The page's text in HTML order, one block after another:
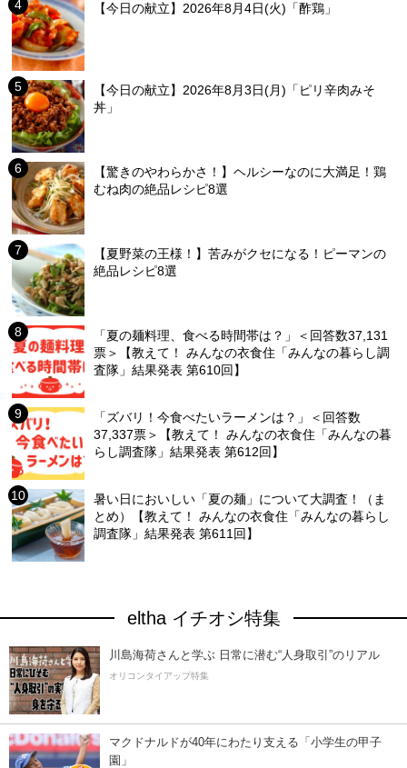
【今日の献立】2026年8月4日(火)「酢鶏」
【今日の献立】2026年8月3日(月)「ピリ辛肉みそ
丼」
【驚きのやわらかさ！】ヘルシーなのに大満足！鶏
むね肉の絶品レシピ8選
【夏野菜の王様！】苦みがクセになる！ピーマンの
絶品レシピ8選
「夏の麺料理、食べる時間帯は？」＜回答数37,131
票＞【教えて！ みんなの衣食住「みんなの暮らし調
査隊」結果発表 第610回】
「ズバリ！今食べたいラーメンは？」＜回答数
37,337票＞【教えて！ みんなの衣食住「みんなの暮
らし調査隊」結果発表 第612回】
暑い日においしい「夏の麺」について大調査！（ま
とめ）【教えて！ みんなの衣食住「みんなの暮らし
調査隊」結果発表 第611回】
eltha イチオシ特集
川島海荷さんと学ぶ 日常に潜む“人身取引”のリアル
オリコンタイアップ特集
マクドナルドが40年にわたり支える「小学生の甲子
園」